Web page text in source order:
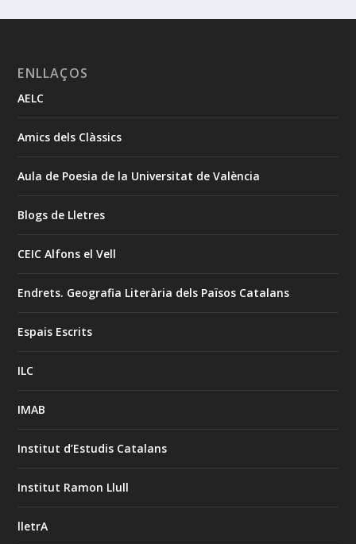
ENLLAÇOS
AELC
Amics dels Clàssics
Aula de Poesia de la Universitat de València
Blogs de Lletres
CEIC Alfons el Vell
Endrets. Geografia Literària dels Països Catalans
Espais Escrits
ILC
IMAB
Institut d’Estudis Catalans
Institut Ramon Llull
lletrA